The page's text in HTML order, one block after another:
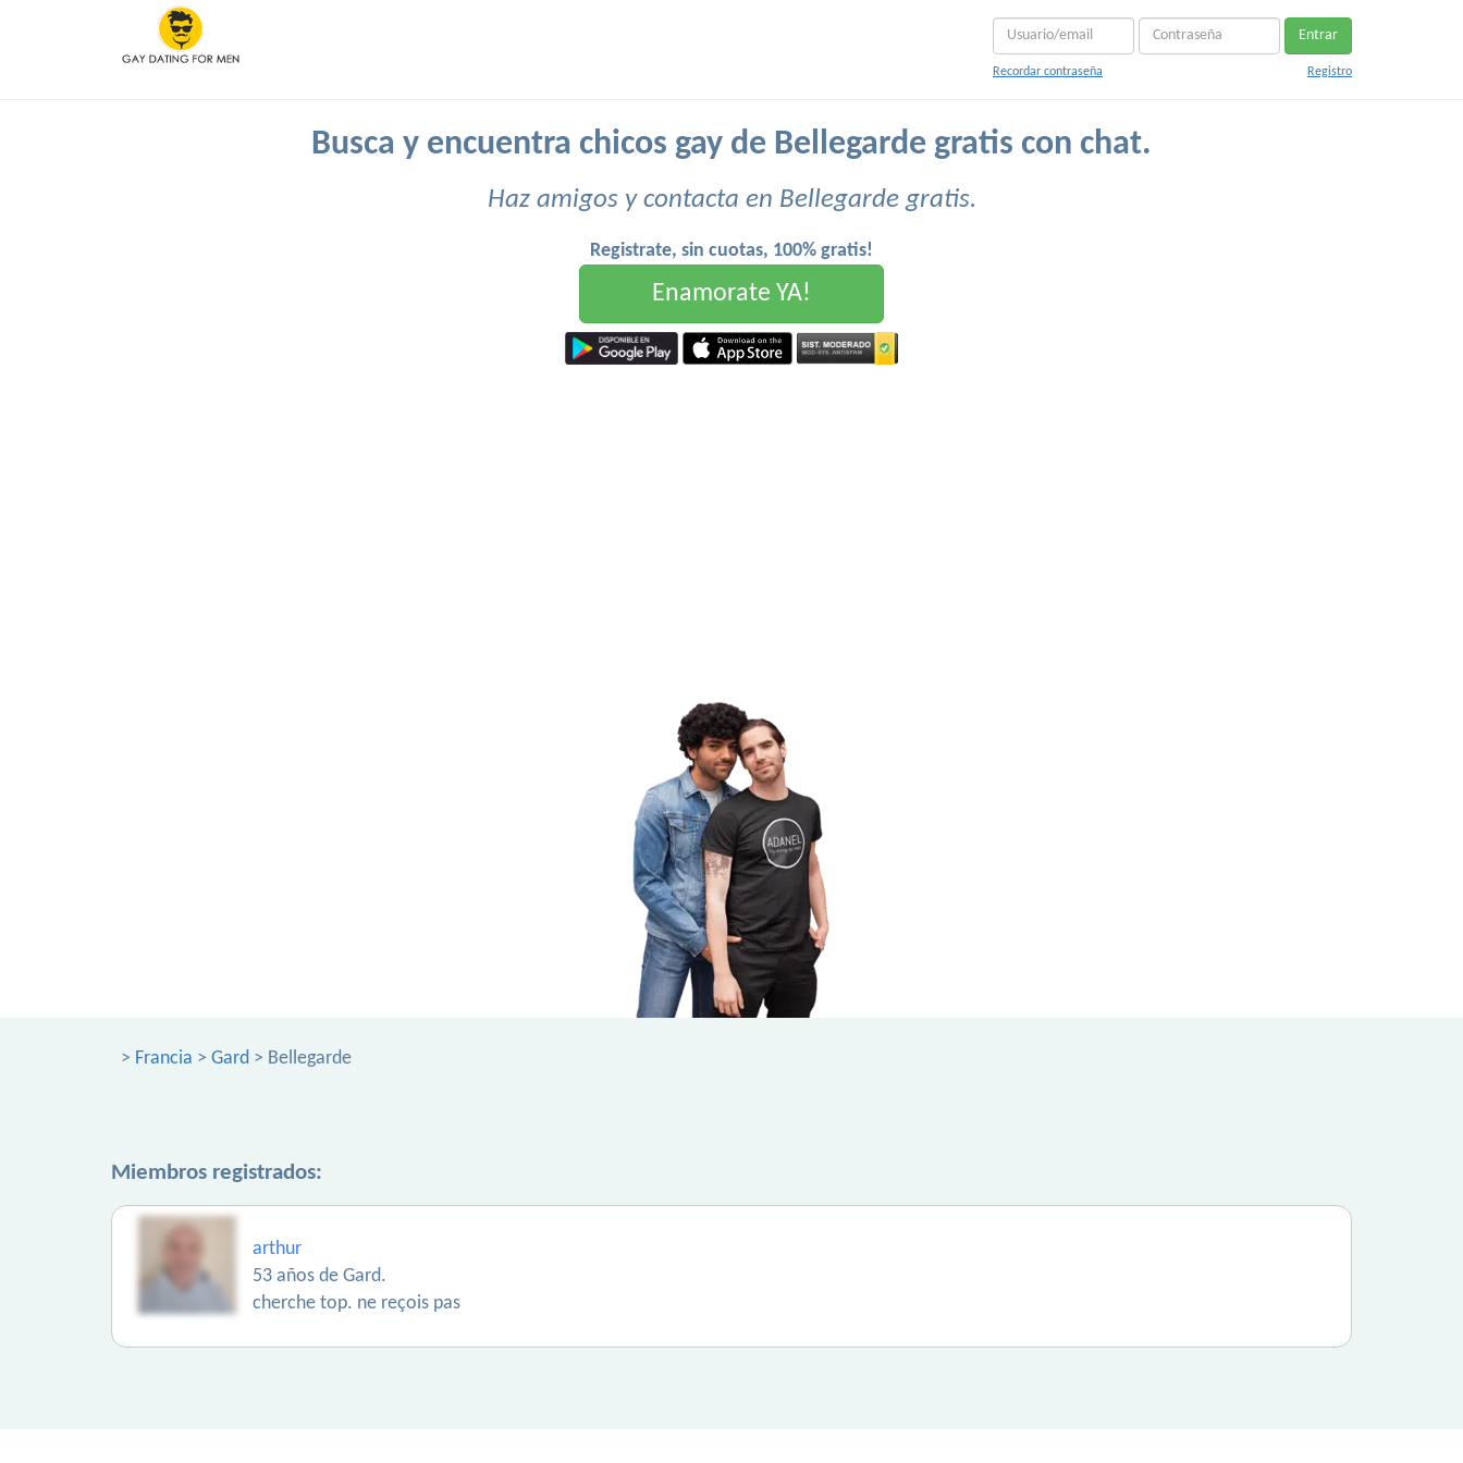
Entrar
Recordar contraseña Registro
Busca y encuentra chicos gay de Bellegarde gratis con chat.
Haz amigos y contacta en Bellegarde gratis.
Registrate, sin cuotas, 100% gratis!
Enamorate YA!
> Francia > Gard > Bellegarde
Miembros registrados:
arthur
53 años de Gard.
cherche top. ne reçois pas